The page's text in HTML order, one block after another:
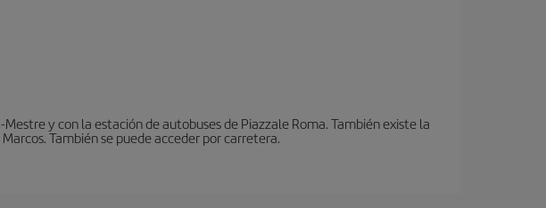
y con la estación de autobuses de Piazzale Roma. También existe la
También se puede acceder por carretera.